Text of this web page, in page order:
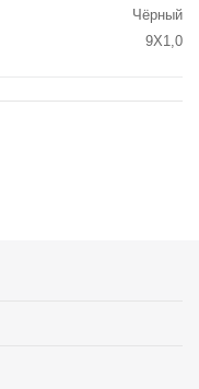
Чёрный
9X1,0